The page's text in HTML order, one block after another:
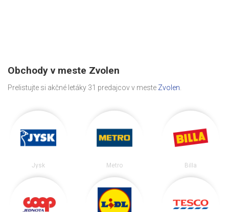
Obchody v meste Zvolen
Prelistujte si akčné letáky 31 predajcov v meste Zvolen
Jysk Metro Billa